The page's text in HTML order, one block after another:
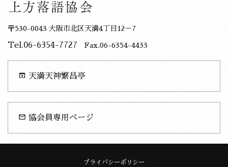
〒530-0043 大阪市北区天満4丁目12－7
Tel.06-6354-7727 Fax.06-6354-4433
open_in_browser 天満天神繁昌亭
mail_outline 協会員専用ページ
プライバシーポリシー